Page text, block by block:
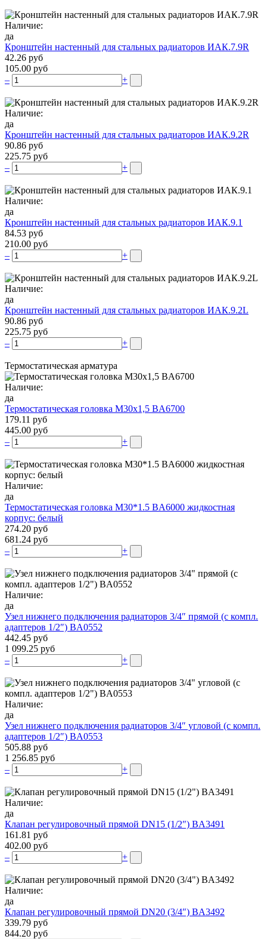
Наличие:
да
Кронштейн настенный для стальных радиаторов ИАК.7.9R
42.26 руб
105.00 руб
–
+
Наличие:
да
Кронштейн настенный для стальных радиаторов ИАК.9.2R
90.86 руб
225.75 руб
–
+
Наличие:
да
Кронштейн настенный для стальных радиаторов ИАК.9.1
84.53 руб
210.00 руб
–
+
Наличие:
да
Кронштейн настенный для стальных радиаторов ИАК.9.2L
90.86 руб
225.75 руб
–
+
Термостатическая арматура
Наличие:
да
Термостатическая головка М30х1,5 BA6700
179.11 руб
445.00 руб
–
+
Наличие:
да
Термостатическая головка M30*1.5 BA6000 жидкостная
корпус: белый
274.20 руб
681.24 руб
–
+
Наличие:
да
Узел нижнего подключения радиаторов 3/4″ прямой (c компл.
адаптеров 1/2″) BA0552
442.45 руб
1 099.25 руб
–
+
Наличие:
да
Узел нижнего подключения радиаторов 3/4″ угловой (c компл.
адаптеров 1/2″) BA0553
505.88 руб
1 256.85 руб
–
+
Наличие:
да
Клапан регулировочный прямой DN15 (1/2″) BA3491
161.81 руб
402.00 руб
–
+
Наличие:
да
Клапан регулировочный прямой DN20 (3/4″) BA3492
339.79 руб
844.20 руб